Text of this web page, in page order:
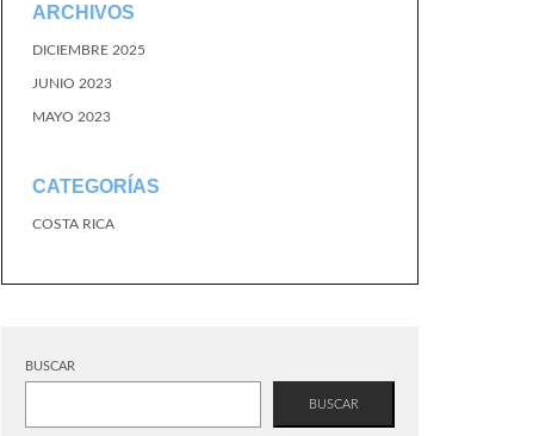
ARCHIVOS
DICIEMBRE 2025
JUNIO 2023
MAYO 2023
CATEGORÍAS
COSTA RICA
BUSCAR
BUSCAR